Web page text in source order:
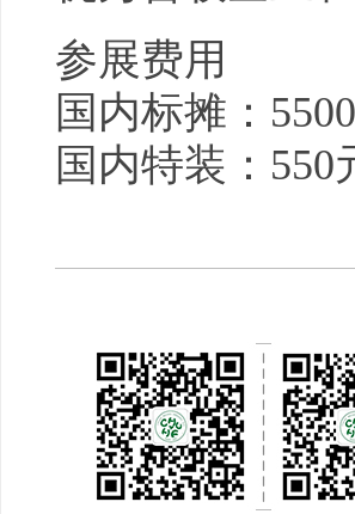
参展费用
国内标摊：
国内特装：550